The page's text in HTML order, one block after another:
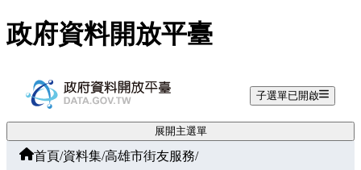
跳至主要內容
政府資料開放平臺
子選單已開啟
展開主選單
首頁/資料集/高雄市街友服務/